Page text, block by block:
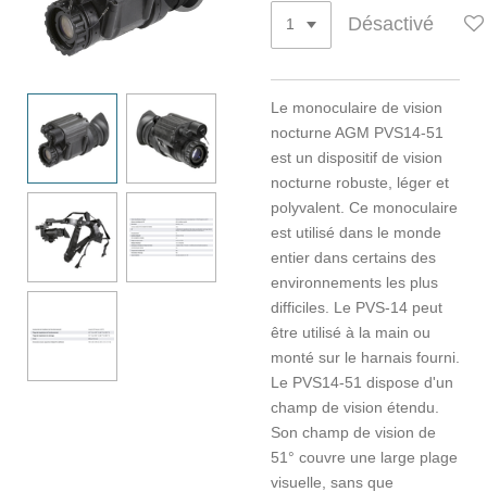
Désactivé
Le monoculaire de vision
nocturne AGM PVS14-51
est un dispositif de vision
nocturne robuste, léger et
polyvalent. Ce monoculaire
est utilisé dans le monde
entier dans certains des
environnements les plus
difficiles. Le PVS-14 peut
être utilisé à la main ou
monté sur le harnais fourni.
Le PVS14-51 dispose d'un
champ de vision étendu.
Son champ de vision de
51° couvre une large plage
visuelle, sans que